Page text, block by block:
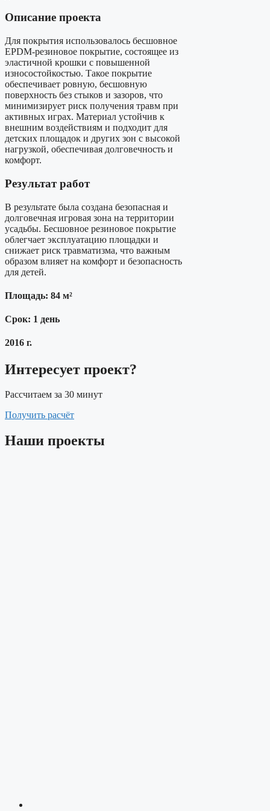
Описание проекта
Для покрытия использовалось бесшовное
EPDM-резиновое покрытие, состоящее из
эластичной крошки с повышенной
износостойкостью. Такое покрытие
обеспечивает ровную, бесшовную
поверхность без стыков и зазоров, что
минимизирует риск получения травм при
активных играх. Материал устойчив к
внешним воздействиям и подходит для
детских площадок и других зон с высокой
нагрузкой, обеспечивая долговечность и
комфорт.
Результат работ
В результате была создана безопасная и
долговечная игровая зона на территории
усадьбы. Бесшовное резиновое покрытие
облегчает эксплуатацию площадки и
снижает риск травматизма, что важным
образом влияет на комфорт и безопасность
для детей.
Площадь: 84 м²
Срок: 1 день
2016 г.
Интересует проект?
Рассчитаем за 30 минут
Получить расчёт
Наши проекты